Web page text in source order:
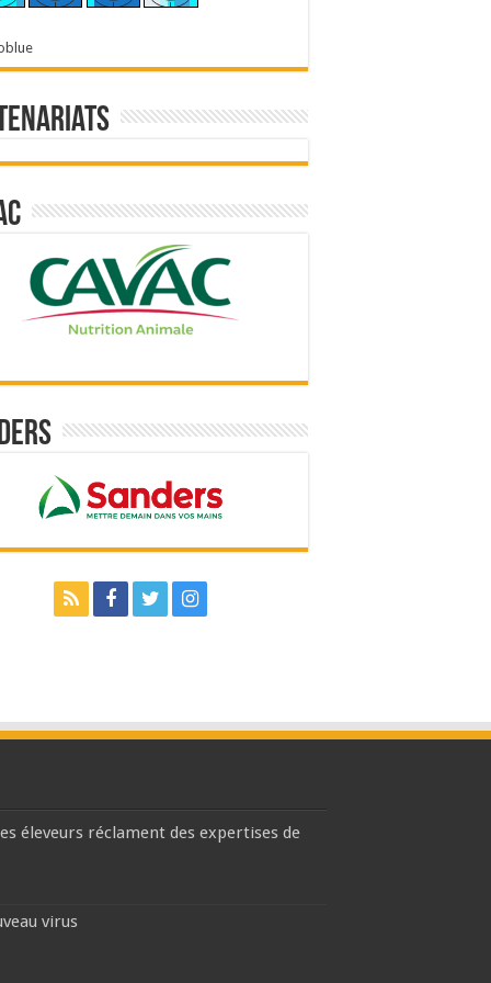
éleveurs réclament des expertises de
virus